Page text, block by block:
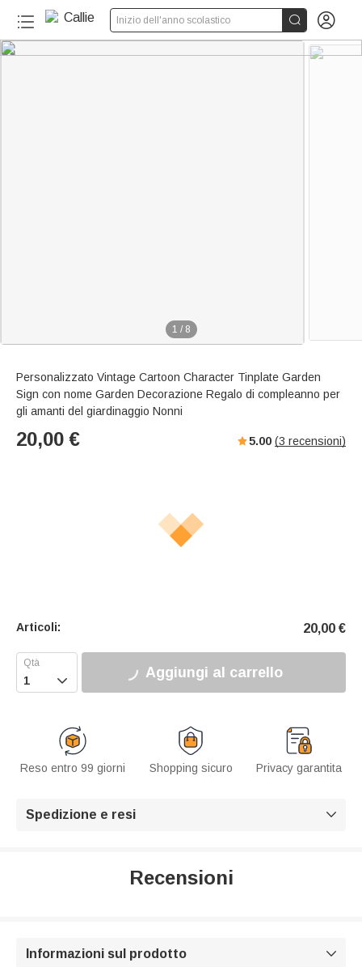
Inizio dell'anno scolastico  
1 / 8
Personalizzato Vintage Cartoon Character Tinplate Garden
Sign con nome Garden Decorazione Regalo di compleanno per
gli amanti del giardinaggio Nonni
20,00 € 5.00 (3 recensioni)
Articoli: 20,00 €
 Aggiungi al carrello
Reso entro 99 giorni Shopping sicuro Privacy garantita
Spedizione e resi 
Recensioni
Informazioni sul prodotto 